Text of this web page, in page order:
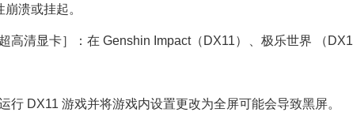
溃或挂起。
显卡］：在 Genshin Impact（DX11）、极乐世界 （DX1
DX11 游戏并将游戏内设置更改为全屏可能会导致黑屏。